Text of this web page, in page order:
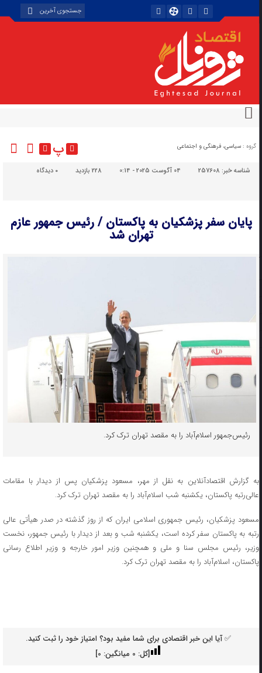
گروه : سیاسی، فرهنگی و اجتماعی پ
شناسه خبر:257608 04 آگوست 2025 - 0:14 228 بازدید دیدگاه
پایان سفر پزشکیان به پاکستان / رئیس جمهور عازم
تهران شد
رئیس‌جمهور اسلام‌آباد را به مقصد تهران ترک کرد.
به گزارش اقتصادآنلاین به نقل از مهر، مسعود پزشکیان پس از دیدار با مقامات
عالی‌رتبه پاکستان، یکشنبه شب اسلام‌آباد را به مقصد تهران ترک کرد.
مسعود پزشکیان، رئیس جمهوری اسلامی ایران که از روز گذشته در صدر هیأتی عالی
رتبه به پاکستان سفر کرده است، یکشنبه شب و بعد از دیدار با رئیس جمهور، نخست
وزیر، رئیس مجلس سنا و ملی و همچنین وزیر امور خارجه و وزیر اطلاع رسانی
پاکستان، اسلام‌آباد را به مقصد تهران ترک کرد.
✅ آیا این خبر اقتصادی برای شما مفید بود؟ امتیاز خود را ثبت کنید.
[کل: 0میانگین: 0
]